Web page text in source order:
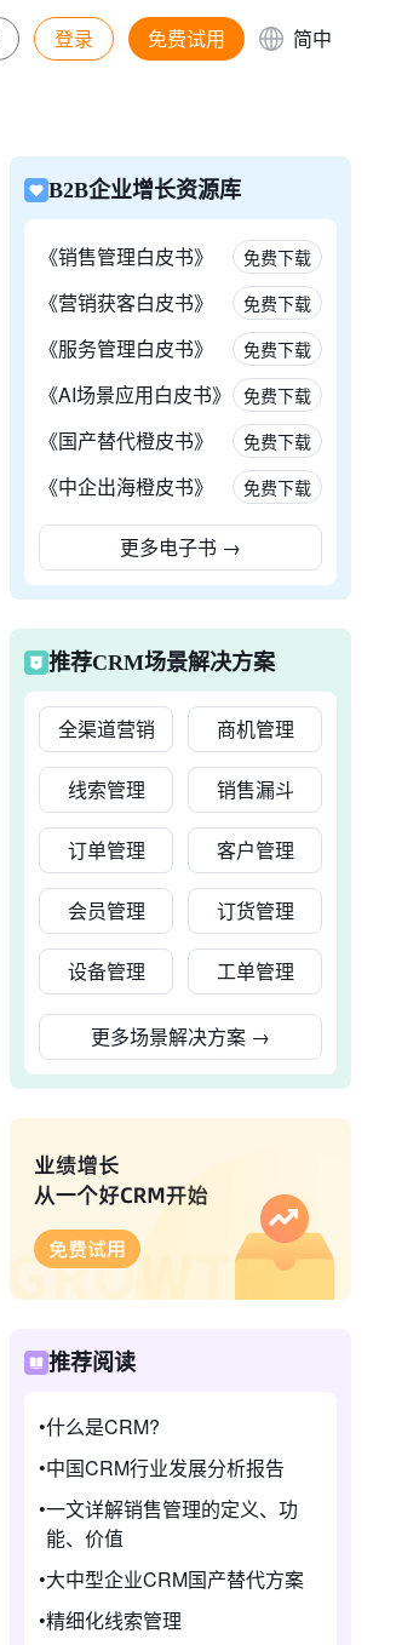
登录 免费试用 简中
B2B企业增长资源库
《销售管理白皮书》 免费下载
《营销获客白皮书》 免费下载
《服务管理白皮书》 免费下载
《AI场景应用白皮书》 免费下载
《国产替代橙皮书》 免费下载
《中企出海橙皮书》 免费下载
更多电子书 →
推荐CRM场景解决方案
全渠道营销 商机管理
线索管理 销售漏斗
订单管理 客户管理
会员管理 订货管理
设备管理 工单管理
更多场景解决方案 →
推荐阅读
什么是CRM?
中国CRM行业发展分析报告
一文详解销售管理的定义、功
能、价值
大中型企业CRM国产替代方案
精细化线索管理